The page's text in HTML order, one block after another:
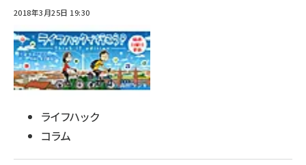
2018年3月25日 19:30
ライフハック
コラム